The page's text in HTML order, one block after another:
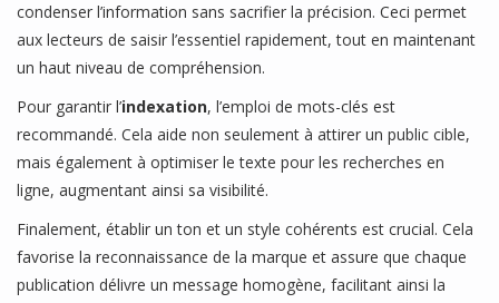
condenser l’information sans sacrifier la précision. Ceci permet
aux lecteurs de saisir l’essentiel rapidement, tout en maintenant
un haut niveau de compréhension.
Pour garantir l’indexation, l’emploi de mots-clés est
recommandé. Cela aide non seulement à attirer un public cible,
mais également à optimiser le texte pour les recherches en
ligne, augmentant ainsi sa visibilité.
Finalement, établir un ton et un style cohérents est crucial. Cela
favorise la reconnaissance de la marque et assure que chaque
publication délivre un message homogène, facilitant ainsi la